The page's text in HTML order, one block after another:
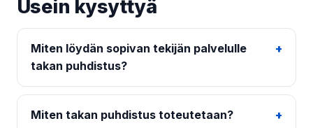
Usein kysyttyä
Miten löydän sopivan tekijän palvelulle
takan puhdistus?
Miten takan puhdistus toteutetaan?